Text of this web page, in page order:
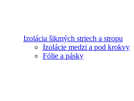
Izolácia šikmých striech a stropu
Izolácie medzi a pod krokvy
Fólie a pásky